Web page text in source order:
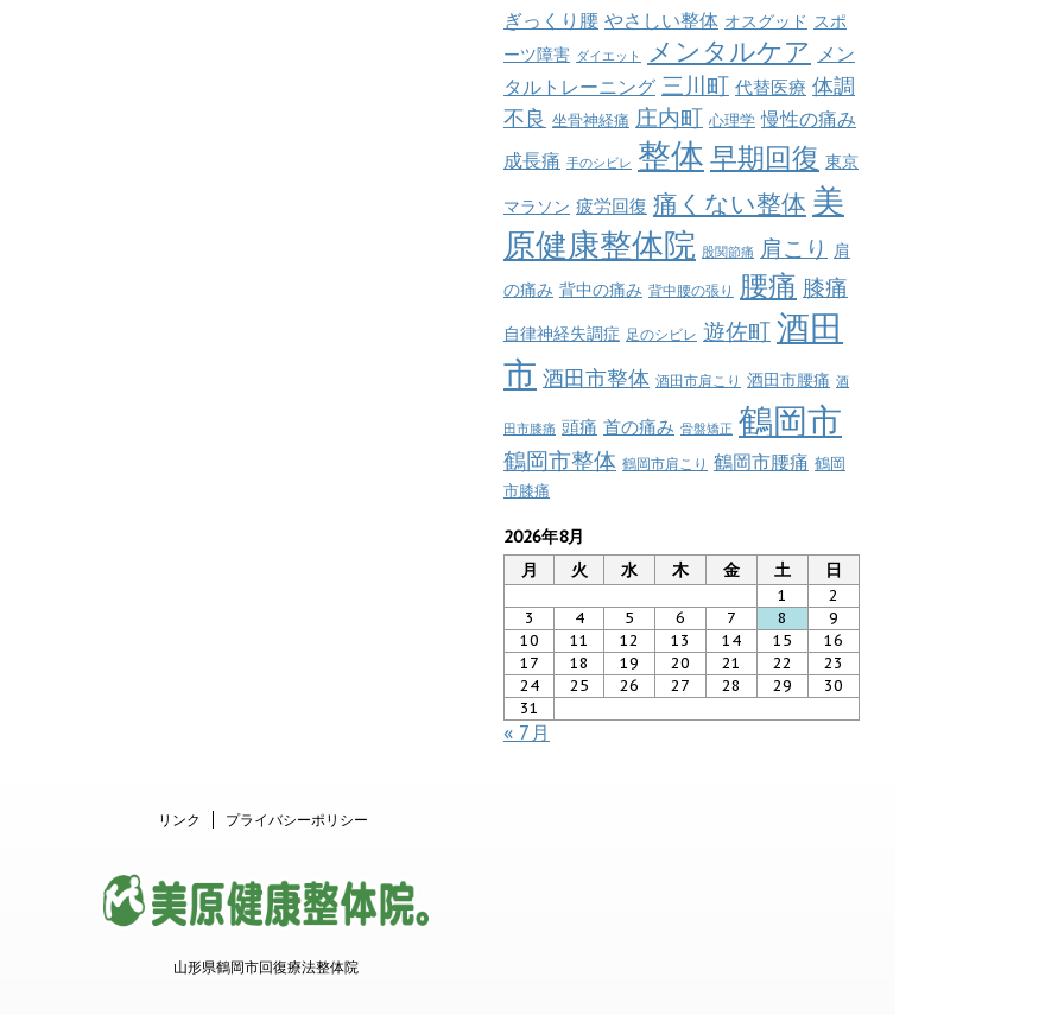
ぎっくり腰 やさしい整体 オスグッド スポ
ーツ障害 ダイエット メンタルケア メン
タルトレーニング 三川町 代替医療 体調
不良 坐骨神経痛 庄内町 心理学 慢性の痛み
成長痛 手のシビレ 整体 早期回復 東京
マラソン 疲労回復 痛くない整体 美
原健康整体院 股関節痛 肩こり 肩
の痛み 背中の痛み 背中腰の張り 腰痛 膝痛
自律神経失調症 足のシビレ 遊佐町 酒田
市 酒田市整体 酒田市肩こり 酒田市腰痛 酒
田市膝痛 頭痛 首の痛み 骨盤矯正 鶴岡市
鶴岡市整体 鶴岡市肩こり 鶴岡市腰痛 鶴岡
市膝痛
2026年8月
月
火 水 木 金 土 日
1
2
3
4 5 6 7 8
9
10
11 12 13 14 15
16
17
18 19 20 21 22
23
24
25 26 27 28 29
30
31
« 7月
リンク プライバシーポリシー
山形県鶴岡市回復療法整体院